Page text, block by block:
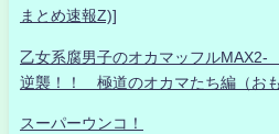
まとめ速報Z)]
乙女系腐男子のオカマッフル
逆襲！！ 極道のオカマたち編（お
スーパーウンコ！